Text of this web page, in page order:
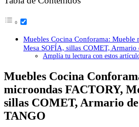
Muebles Cocina Conforama: Mueble
Mesa SOFÍA, sillas COMET,
Amplía tu lectura con estos
Muebles Cocina
microondas FACTORY,
sillas COMET, Armario
TANGO